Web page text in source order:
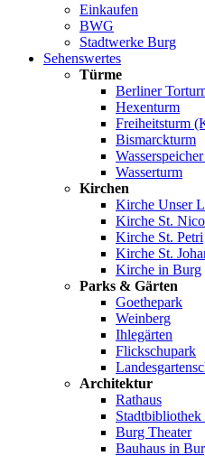
Einkaufen
BWG
Stadtwerke Burg
Sehenswertes
Türme
Berliner
Hexenturm
Freiheitsturm
Bismarckturm
Wasserturm
Kirchen
Kirche Unser
Kirche St.
Kirche St. Petri
Kirche St.
Kirche in Burg
Parks & Gärten
Goethepark
Weinberg
Ihlegärten
Flickschupark
Architektur
Rathaus
Burg Theater
Bauhaus in